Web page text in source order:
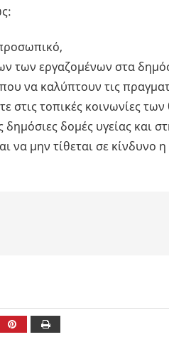
των εργαζομένων στα
να καλύπτουν τις
στις τοπικές κοινωνίες
δημόσιες δομές υγείας και
να μην τίθεται σε κίνδυνο